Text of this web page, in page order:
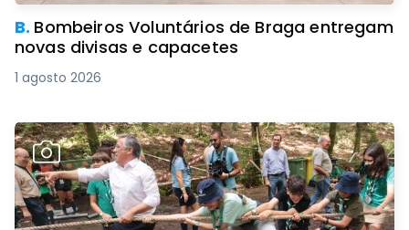
B. Bombeiros Voluntários de Braga entregam
novas divisas e capacetes
1 agosto 2026